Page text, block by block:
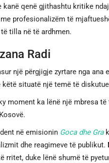
kanë qenë gjithashtu kritike
profesionalizëm të
tilla në të ardhmen.
Radi
një përgjigje zyrtare nga ana e
këtë situatë një temë të
moment ka lënë një mbresa
në emisionin Goca dhe Gra
dhe reagimeve të publikut.
rritet, duke lënë shumë të